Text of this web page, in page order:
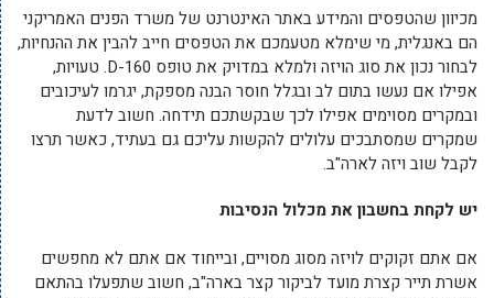
מכיוון שהטפסים והמידע באתר האינטרנט של משרד הפנים האמריקני
הם באנגלית, מי שימלא מטעמכם את הטפסים חייב להבין את ההנחיות,
לבחור נכון את סוג הויזה ולמלא במדויק את טופס D-160. טעויות,
אפילו אם נעשו בתום לב ובגלל חוסר הבנה מספקת, יגרמו לעיכובים
ובמקרים מסוימים אפילו לכך שבקשתכם תידחה. חשוב לדעת
שמקרים שמסתבכים עלולים להקשות עליכם גם בעתיד, כאשר תרצו
לקבל שוב ויזה לארה"ב.
יש לקחת בחשבון את מכלול הנסיבות
אם אתם זקוקים לויזה מסוג מסויים, ובייחוד אם אתם לא מחפשים
אשרת תייר קצרת מועד לביקור קצר בארה"ב, חשוב שתפעלו בהתאם